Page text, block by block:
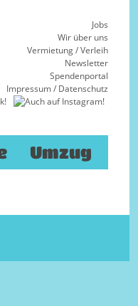
Jobs
Wir über uns
Vermietung / Verleih
Newsletter
Spendenportal
Impressum/ Datenschutz
Umzug
in der